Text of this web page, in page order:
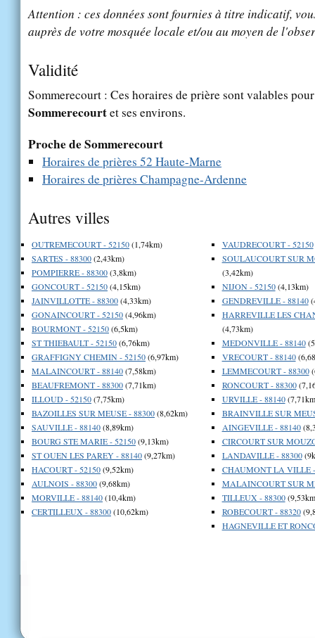
Attention : ces données sont fournies à titre indicatif,
auprès de votre mosquée locale et/ou au moyen de
Validité
Sommerecourt : Ces horaires de prière sont valables
Sommerecourtet ses environs.
Proche de Sommerecourt
Horaires de prières 52 Haute-Marne
Horaires de prières Champagne-Ardenne
Autres villes
OUTREMECOURT - 52150(1,74km)
SARTES - 88300(2,43km)
POMPIERRE - 88300(3,8km)
GONCOURT - 52150(4,15km)
JAINVILLOTTE - 88300(4,33km)
GONAINCOURT - 52150(4,96km)
BOURMONT - 52150(6,5km)
ST THIEBAULT - 52150(6,76km)
GRAFFIGNY CHEMIN - 52150(6,97km)
MALAINCOURT - 88140(7,58km)
BEAUFREMONT - 88300(7,71km)
ILLOUD - 52150(7,75km)
BAZOILLES SUR MEUSE - 88300(8,62km)
SAUVILLE - 88140(8,89km)
BOURG STE MARIE - 52150(9,13km)
ST OUEN LES PAREY - 88140(9,27km)
HACOURT - 52150(9,52km)
AULNOIS - 88300(9,68km)
MORVILLE - 88140(10,4km)
CERTILLEUX - 88300(10,62km)
VAUDRECOURT - 52150
SOULAUCOURT SUR
(3,42km)
NIJON - 52150(4,13km)
GENDREVILLE - 88140
HARREVILLE LES
(4,73km)
MEDONVILLE - 88140
VRECOURT - 88140
LEMMECOURT - 88300
RONCOURT - 88300
URVILLE - 88140
BRAINVILLE SUR
AINGEVILLE - 88140
CIRCOURT SUR
LANDAVILLE - 88300
CHAUMONT LA VILLE
MALAINCOURT SUR
TILLEUX - 88300
ROBECOURT - 88320
HAGNEVILLE ET